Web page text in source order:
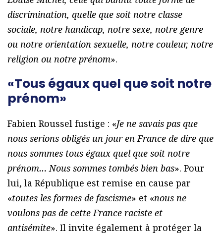
discrimination, quelle que soit notre classe
sociale, notre handicap, notre sexe, notre genre
ou notre orientation sexuelle, notre couleur, notre
religion ou notre prénom».
«Tous égaux quel que soit notre
prénom»
Fabien Roussel fustige : «Je ne savais pas que
nous serions obligés un jour en France de dire que
nous sommes tous égaux quel que soit notre
prénom… Nous sommes tombés bien bas». Pour
lui, la République est remise en cause par
«toutes les formes de fascisme» et «nous ne
voulons pas de cette France raciste et
antisémite». Il invite également à protéger la